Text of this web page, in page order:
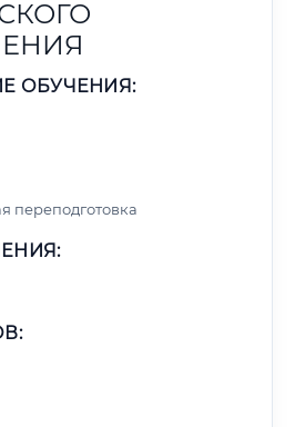
ОБУЧЕНИЯ:
переподготовка